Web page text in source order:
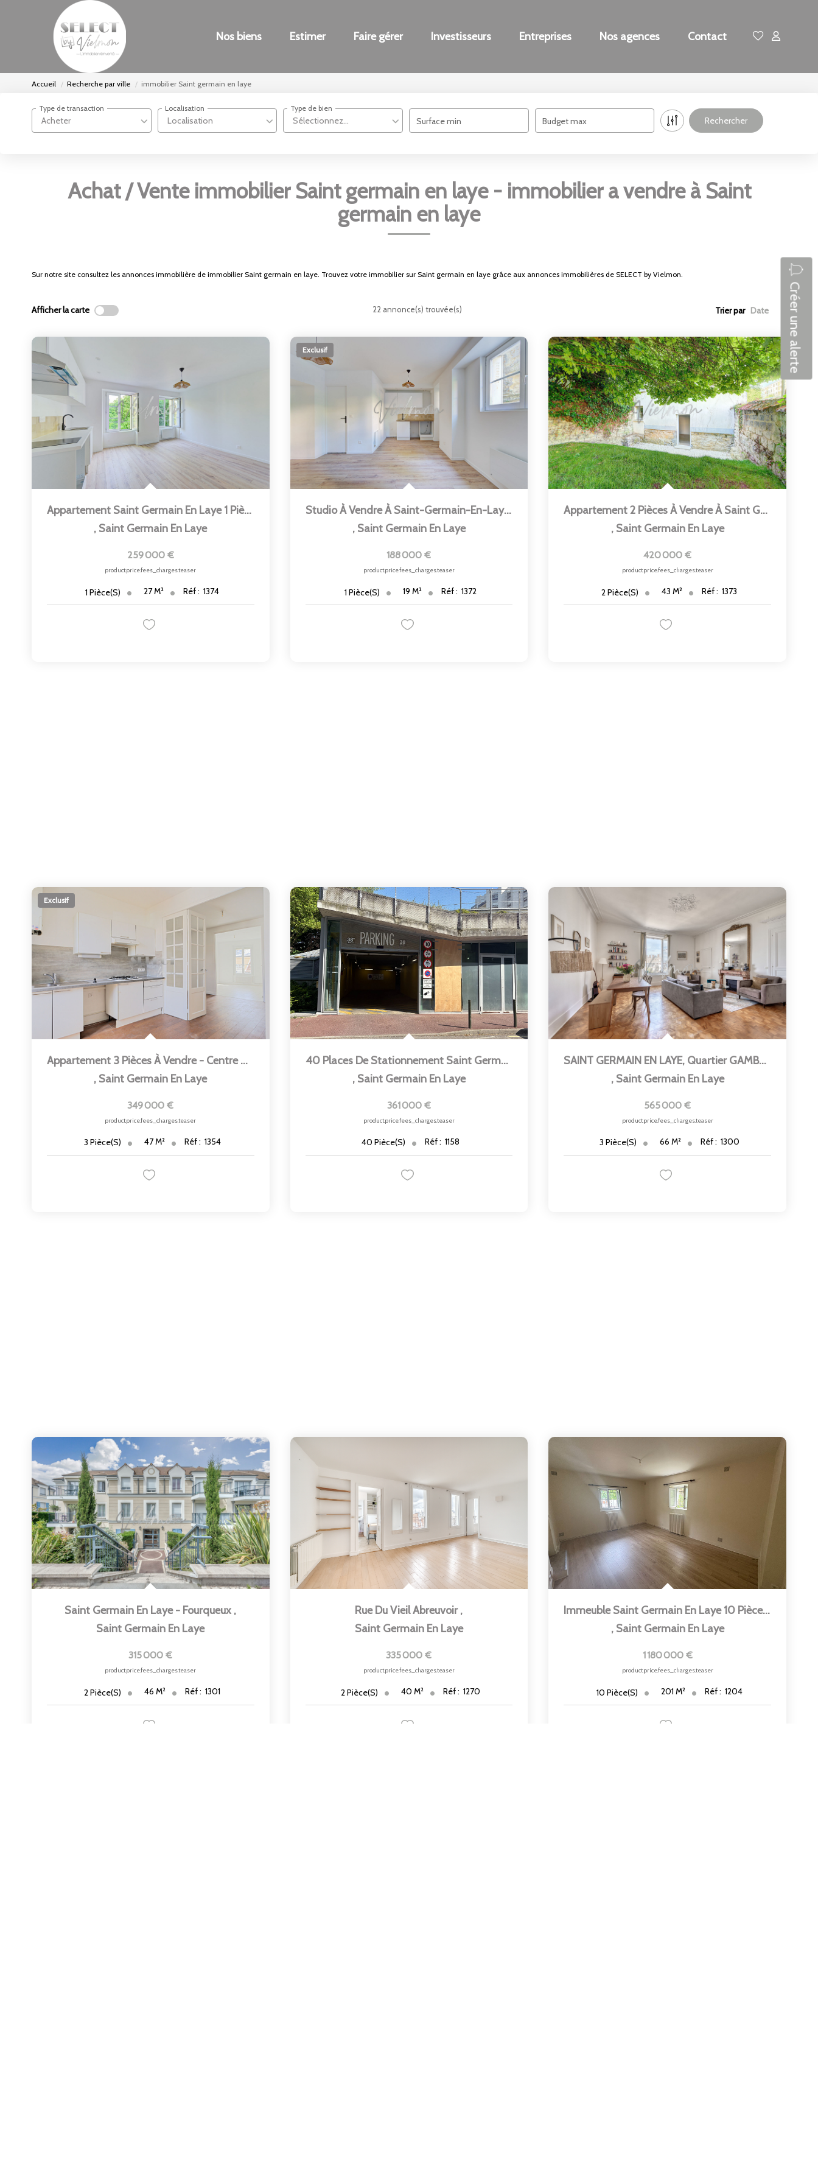
Nos biens Estimer Faire gérer Investisseurs Entreprises Nos agences Contact
Accueil Recherche par ville immobilier Saint germain en laye
Acheter
Type de transaction
Localisation
Localisation
Sélectionnez...
Type de bien
Surface min Budget max
Achat / Vente immobilier Saint germain en laye - immobilier a vendre à Saint
germain en laye
Sur notre site consultez les annonces immobilière de immobilier Saint germain en laye. Trouvez votre immobilier sur Saint germain en laye grâce aux annonces immobilières de SELECT by Vielmon.
Créer une alerte
Afficher la carte 22 annonce(s) trouvée(s) Trier par
Appartement Saint Germain En Laye 1 Pièce(s) 28.51 M2
, Saint Germain En Laye
259 000 €
product.price.fees_charges.teaser
1Pièce(s) 27M² Réf : 1374
Exclusif
Studio À Vendre À Saint-Germain-En-Laye - Réf 1372
, Saint Germain En Laye
188 000 €
product.price.fees_charges.teaser
1Pièce(s) 19M² Réf : 1372
Appartement 2 Pièces À Vendre À Saint Germain En Laye - Réf...
, Saint Germain En Laye
420 000 €
product.price.fees_charges.teaser
2Pièce(s) 43M² Réf : 1373
Exclusif
Appartement 3 Pièces À Vendre - Centre Ville De Saint...
, Saint Germain En Laye
349 000 €
product.price.fees_charges.teaser
3 Pièce(s) 47M² Réf : 1354
40 Places De Stationnement Saint Germain En Laye
, Saint Germain En Laye
361 000 €
product.price.fees_charges.teaser
40Pièce(s) Réf : 1158
SAINT GERMAIN EN LAYE, Quartier GAMBETTA - THIERS
, Saint Germain En Laye
565 000 €
product.price.fees_charges.teaser
3 Pièce(s) 66 M² Réf : 1300
Saint Germain En Laye - Fourqueux ,
Saint Germain En Laye
315 000 €
product.price.fees_charges.teaser
2Pièce(s) 46M² Réf : 1301
Rue Du Vieil Abreuvoir ,
Saint Germain En Laye
335 000 €
product.price.fees_charges.teaser
2Pièce(s) 40M² Réf : 1270
Immeuble Saint Germain En Laye 10 Pièce(s) 201 M2
, Saint Germain En Laye
1 180 000 €
product.price.fees_charges.teaser
10 Pièce(s) 201 M² Réf : 1204